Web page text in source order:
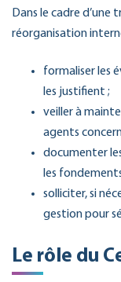
Dans le cadre d’une
réorganisation
formaliser les
les justifient ;
veiller à
agents
documenter
les
solliciter, si
gestion pour
Le rôle du